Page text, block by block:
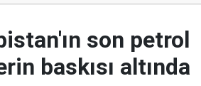
son petrol
baskısı altında